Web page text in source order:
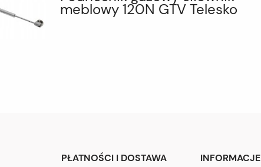
meblowy 120N GTV Telesko
PŁATNOŚCI I DOSTAWA INFORMACJE